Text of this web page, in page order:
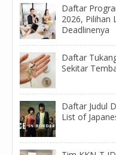
Daftar
2026, Pilihan
Deadlinenya
Daftar
Sekitar
Daftar Judul
List of